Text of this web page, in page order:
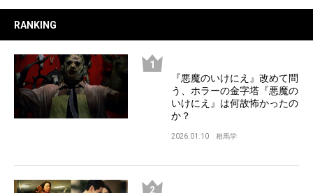
RANKING
『悪魔のいけにえ』改めて問
う、ホラーの金字塔『悪魔の
いけにえ』は何故怖かったの
か？
2026.01.10 相馬学